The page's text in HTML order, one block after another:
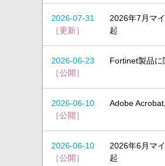
2026-07-31
［更新］
2026年7月マ
起
2026-06-23
［公開］
Fortinet製品に
2026-06-10
［公開］
Adobe
2026-06-10
［公開］
2026年6月マ
起